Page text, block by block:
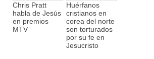
Chris Pratt
habla de Jesús
en premios
MTV
Huérfanos
cristianos en
corea del norte
son torturados
por su fe en
Jesucristo